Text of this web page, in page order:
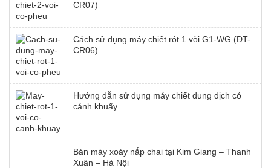
CR07)
Cách sử dụng máy chiết rót 1 vòi G1-WG (ĐT-
CR06)
Hướng dẫn sử dụng máy chiết dung dịch có
cánh khuấy
Bán máy xoáy nắp chai tại Kim Giang – Thanh
Xuân – Hà Nội